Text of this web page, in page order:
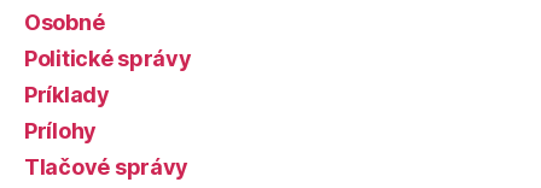
Osobné
Politické správy
Príklady
Prílohy
Tlačové správy